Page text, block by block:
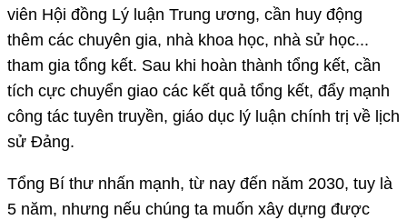
viên Hội đồng Lý luận Trung ương, cần huy động
thêm các chuyên gia, nhà khoa học, nhà sử học...
tham gia tổng kết. Sau khi hoàn thành tổng kết, cần
tích cực chuyển giao các kết quả tổng kết, đẩy mạnh
công tác tuyên truyền, giáo dục lý luận chính trị về lịch
sử Đảng.
Tổng Bí thư nhấn mạnh, từ nay đến năm 2030, tuy là
5 năm, nhưng nếu chúng ta muốn xây dựng được